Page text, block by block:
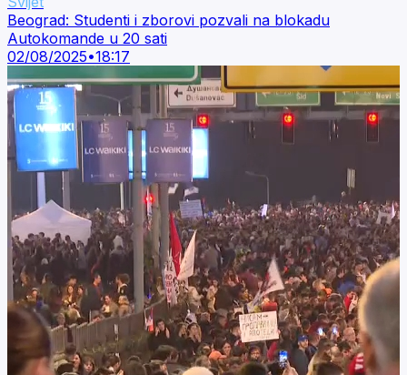
Beograd: Studenti i zborovi pozvali na blokadu
Autokomande u 20 sati
02/08/2025•18:17